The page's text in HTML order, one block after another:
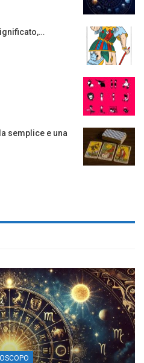
semplice e una